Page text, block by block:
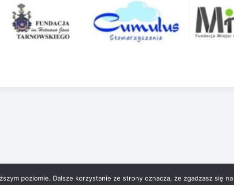
© 2026 Terapeutica
poziomie. Dalsze korzystanie ze strony oznacza, że zgadzasz się